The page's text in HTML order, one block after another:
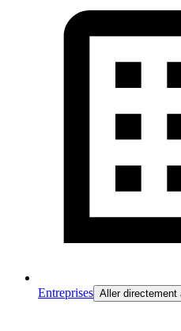
Entreprises Aller directement